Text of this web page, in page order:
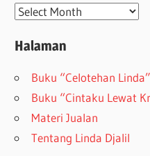
Arsip
Halaman
Buku “Celotehan Linda”
Buku “Cintaku Lewat
Materi Jualan
Tentang Linda Djalil